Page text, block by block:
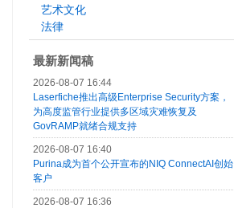
艺术文化
法律
最新新闻稿
2026-08-07 16:44
Laserfiche推出高级Enterprise Security方案，
为高度监管行业提供多区域灾难恢复及
GovRAMP就绪合规支持
2026-08-07 16:40
Purina成为首个公开宣布的NIQ ConnectAI创始
客户
2026-08-07 16:36